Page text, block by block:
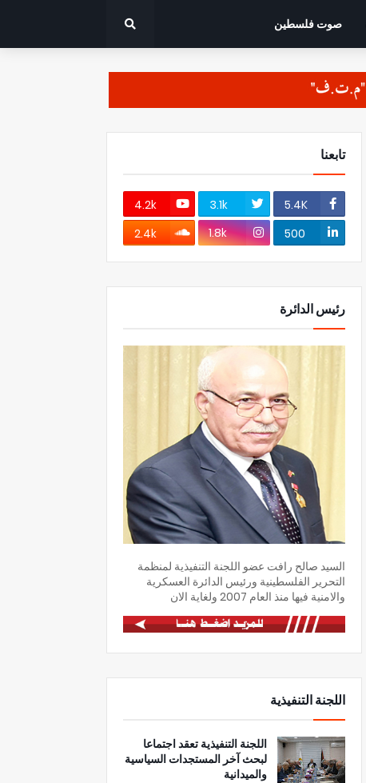
صوت فلسطين
تابعنا
5.4K
3.1k
4.2k
500
1.8k
2.4k
رئيس الدائرة
السيد صالح رافت عضو اللجنة التنفيذية لمنظمة
التحرير الفلسطينية ورئيس الدائرة العسكرية
والامنية فيها منذ العام 2007 ولغاية الان
اللجنة التنفيذية
اللجنة التنفيذية تعقد اجتماعا
لبحث آخر المستجدات السياسية
والميدانية